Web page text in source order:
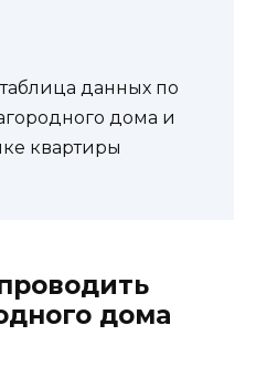
данных по
дома и
квартиры
дома